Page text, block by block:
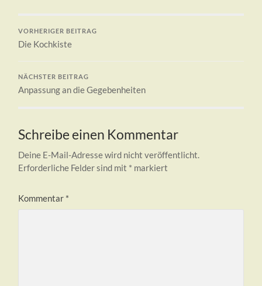
VORHERIGER BEITRAG
Die Kochkiste
NÄCHSTER BEITRAG
Anpassung an die Gegebenheiten
Schreibe einen Kommentar
Deine E-Mail-Adresse wird nicht veröffentlicht.
Erforderliche Felder sind mit * markiert
Kommentar *